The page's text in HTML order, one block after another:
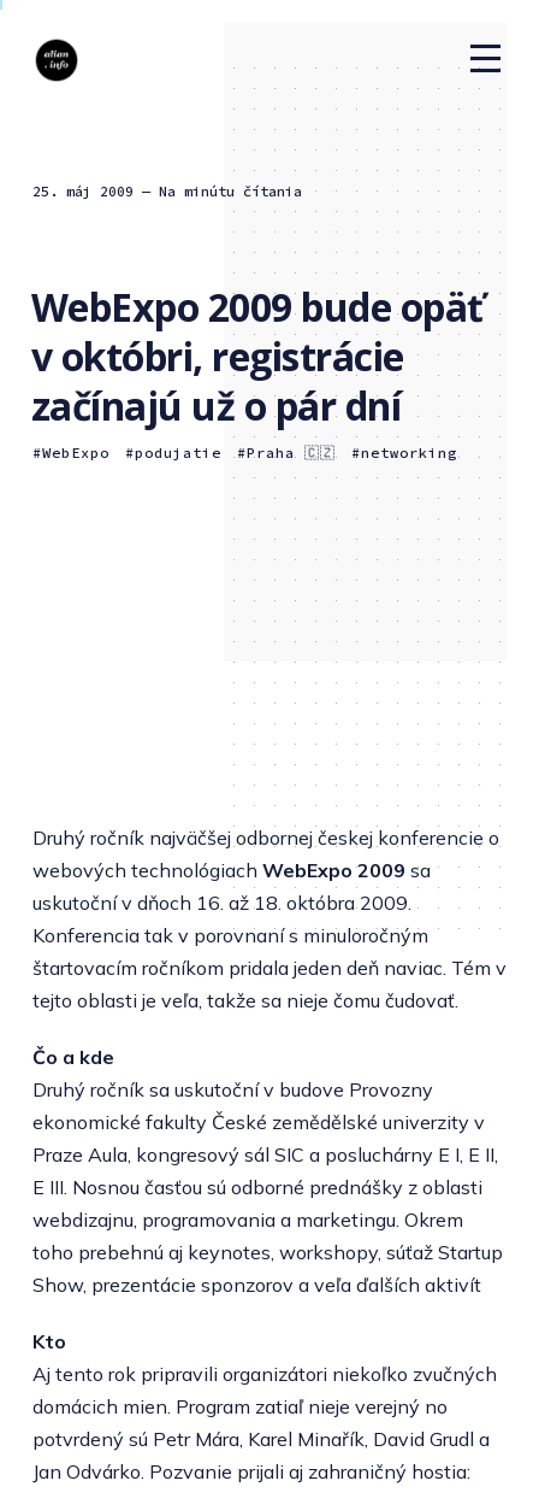
25. máj 2009 — Na minútu čítania
WebExpo 2009 bude opäť
v októbri, registrácie
začínajú už o pár dní
WebExpo podujatie Praha 🇨🇿 networking
Druhý ročník najväčšej odbornej českej konferencie o
webových technológiach WebExpo 2009 sa
uskutoční v dňoch 16. až 18. októbra 2009.
Konferencia tak v porovnaní s minuloročným
štartovacím ročníkom pridala jeden deň naviac. Tém v
tejto oblasti je veľa, takže sa nieje čomu čudovať.
Čo a kde
Druhý ročník sa uskutoční v budove Provozny
ekonomické fakulty České zemědělské univerzity v
Praze Aula, kongresový sál SIC a posluchárny E I, E II,
E III. Nosnou časťou sú odborné prednášky z oblasti
webdizajnu, programovania a marketingu. Okrem
toho prebehnú aj keynotes, workshopy, súťaž Startup
Show, prezentácie sponzorov a veľa ďalších aktivít
Kto
Aj tento rok pripravili organizátori niekoľko zvučných
domácich mien. Program zatiaľ nieje verejný no
potvrdený sú Petr Mára, Karel Minařík, David Grudl a
Jan Odvárko. Pozvanie prijali aj zahraničný hostia: